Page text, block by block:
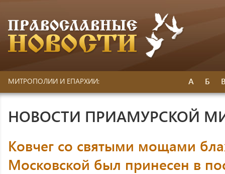
МИТРОПОЛИИ И ЕПАРХИИ: А Б
НОВОСТИ ПРИАМУРСКОЙ
Ковчег со святыми мощами
Московской был принесен в